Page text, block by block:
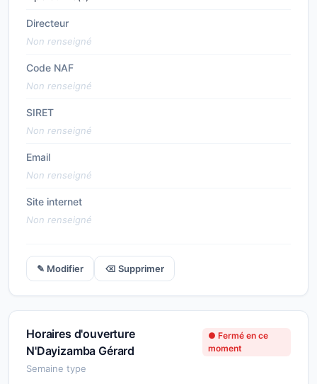
Directeur
Non renseigné
Code NAF
Non renseigné
SIRET
Non renseigné
Email
Non renseigné
Site internet
Non renseigné
✎ Modifier ⌫ Supprimer
Horaires d'ouverture
N'Dayizamba Gérard
● Fermé en ce
moment
Semaine type